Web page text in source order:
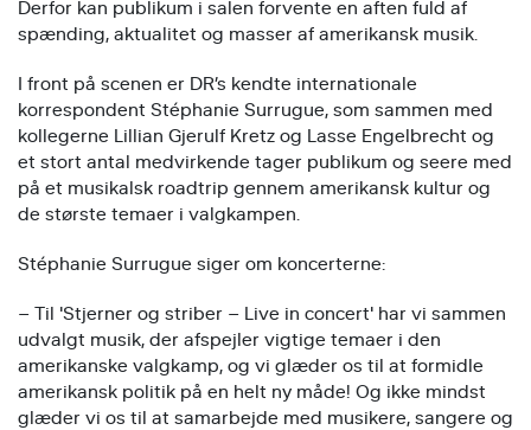
Derfor kan publikum i salen forvente en aften fuld af
spænding, aktualitet og masser af amerikansk musik.
I front på scenen er DR’s kendte internationale
korrespondent Stéphanie Surrugue, som sammen med
kollegerne Lillian Gjerulf Kretz og Lasse Engelbrecht og
et stort antal medvirkende tager publikum og seere med
på et musikalsk roadtrip gennem amerikansk kultur og
de største temaer i valgkampen.
Stéphanie Surrugue siger om koncerterne:
– Til 'Stjerner og striber – Live in concert' har vi sammen
udvalgt musik, der afspejler vigtige temaer i den
amerikanske valgkamp, og vi glæder os til at formidle
amerikansk politik på en helt ny måde! Og ikke mindst
glæder vi os til at samarbejde med musikere, sangere og